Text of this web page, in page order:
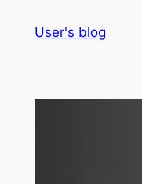
User's blog